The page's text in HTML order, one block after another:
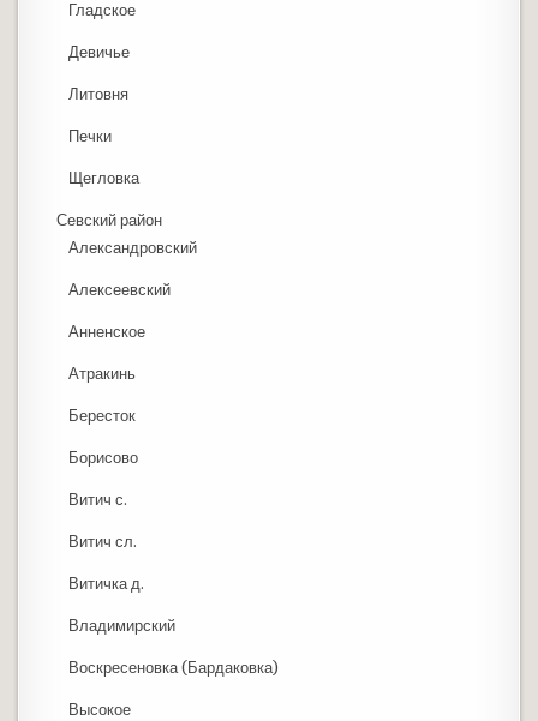
Гладское
Девичье
Литовня
Печки
Щегловка
Севский район
Александровский
Алексеевский
Анненское
Атракинь
Бересток
Борисово
Витич с.
Витич сл.
Витичка д.
Владимирский
Воскресеновка (Бардаковка)
Высокое